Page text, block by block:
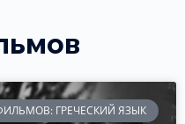
ГРЕЧЕСКИЙ ЯЗЫК